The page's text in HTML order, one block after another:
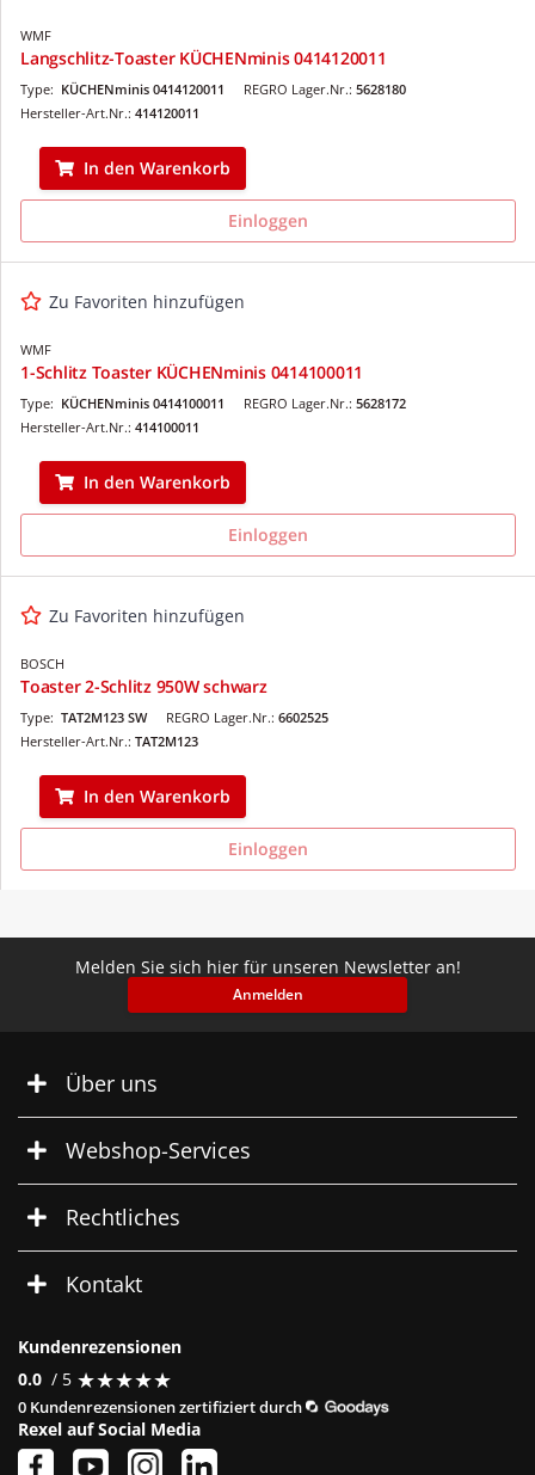
WMF
Langschlitz-Toaster KÜCHENminis 0414120011
REGRO Lager.Nr.: 5628180
Type: KÜCHENminis 0414120011
Hersteller-Art.Nr.: 414120011
In den Warenkorb
Einloggen
Zu Favoriten hinzufügen
WMF
1-Schlitz Toaster KÜCHENminis 0414100011
REGRO Lager.Nr.: 5628172
Type: KÜCHENminis 0414100011
Hersteller-Art.Nr.: 414100011
In den Warenkorb
Einloggen
Zu Favoriten hinzufügen
BOSCH
Toaster 2-Schlitz 950W schwarz
REGRO Lager.Nr.: 6602525
Type: TAT2M123 SW
Hersteller-Art.Nr.: TAT2M123
In den Warenkorb
Einloggen
Melden Sie sich hier für unseren Newsletter an!
Anmelden
Über uns
Webshop-Services
Rechtliches
Kontakt
Kundenrezensionen
0.0 / 5 ★★★★★
★★★★★
0 Kundenrezensionen zertifiziert durch
Rexel auf Social Media